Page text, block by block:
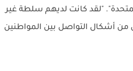
"لقد كانت لديهم سلطة غير
من أشكال التواصل بين المواطنين